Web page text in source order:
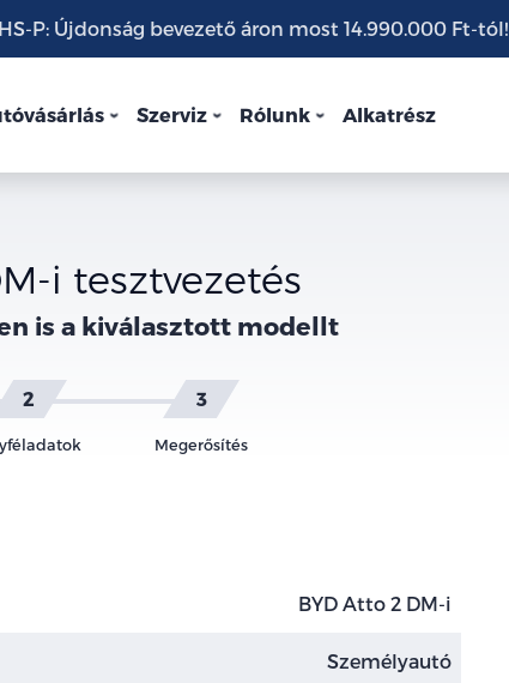
P: Újdonság bevezető áron most 14.990.000 Ft-tól!
Szerviz Rólunk Alkatrész
i tesztvezetés
is a kiválasztott modellt
Megerősítés
BYD Atto 2 DM-i
Személyautó